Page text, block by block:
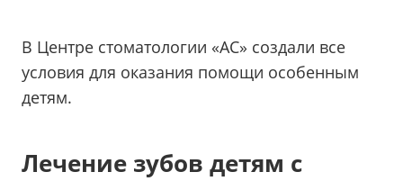
В Центре стоматологии «АС» создали все
условия для оказания помощи особенным
детям.
Лечение зубов детям с